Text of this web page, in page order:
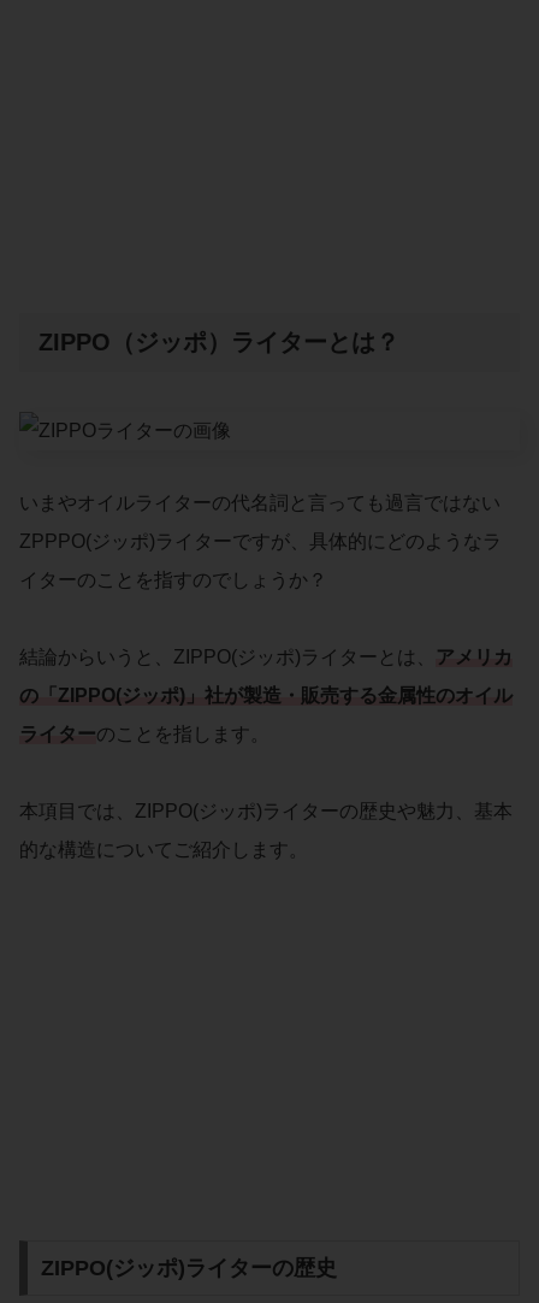
ZIPPO（ジッポ）ライターとは？
いまやオイルライターの代名詞と言っても過言ではない
ZPPPO(ジッポ)ライターですが、具体的にどのようなラ
イターのことを指すのでしょうか？
結論からいうと、ZIPPO(ジッポ)ライターとは、
アメリカ
の「ZIPPO(ジッポ)」社が製造・販売する金属性のオイル
ライターのことを指します。
本項目では、ZIPPO(ジッポ)ライターの歴史や魅力、基本
的な構造についてご紹介します。
ZIPPO(ジッポ)ライターの歴史